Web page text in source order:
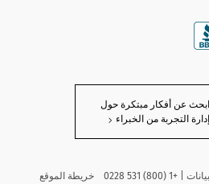
ابحث عن أفكار مبتكرة حول
إدارة التجربة من الخبراء
خريطة الموقع